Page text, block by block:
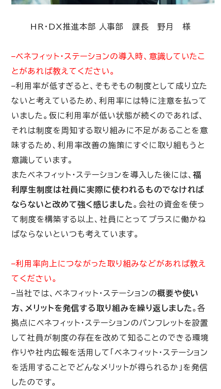
HR・DX推進本部 人事部 課長 野月 様
–ベネフィット・ステーションの導入時、意識していたこ
とがあれば教えてください。
–利用率が低すぎると、そもそもの制度として成り立た
ないと考えているため、利用率には特に注意を払って
いました。仮に利用率が低い状態が続くのであれば、
それは制度を周知する取り組みに不足があることを意
味するため、利用率改善の施策にすぐに取り組もうと
意識しています。
またベネフィット・ステーションを導入した後には、福
利厚生制度は社員に実際に使われるものでなければ
ならないと改めて強く感じました。会社の資金を使っ
て制度を構築する以上、社員にとってプラスに働かね
ばならないといつも考えています。
–利用率向上につながった取り組みなどがあれば教え
てください。
–当社では、ベネフィット・ステーションの概要や使い
方、メリットを発信する取り組みを繰り返しました。各
拠点にベネフィット・ステーションのパンフレットを設置
して社員が制度の存在を改めて知ることのできる環境
作りや社内広報を活用して「ベネフィット・ステーション
を活用することでどんなメリットが得られるか」を発信
したのです。